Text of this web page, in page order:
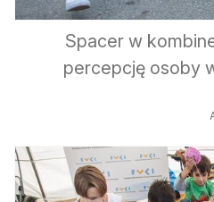
Spacer w
percepcję osoby